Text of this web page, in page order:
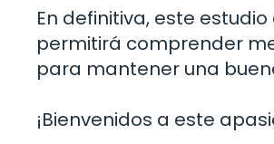
En definitiva, este
permitirá comprender
para mantener una
¡Bienvenidos a este